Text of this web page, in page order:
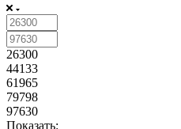
26300
44133
61965
79798
97630
Показать: